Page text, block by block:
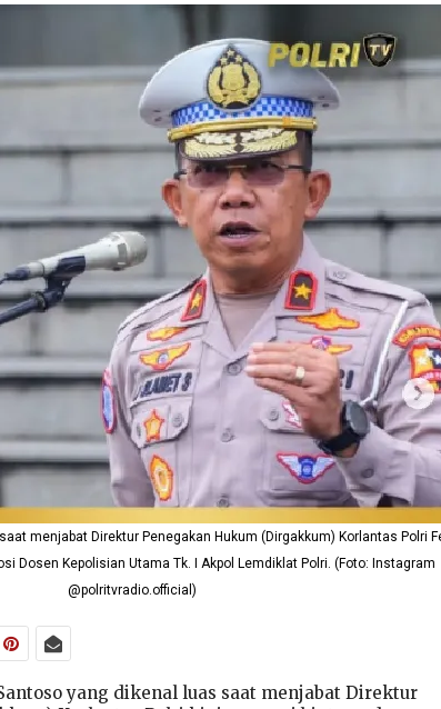
menjabat Direktur Penegakan Hukum (Dirgakkum) Korlantas Polri
Dosen Kepolisian Utama Tk. I Akpol Lemdiklat Polri. (Foto: Instagram
@polritvradio.official)
yang dikenal luas saat menjabat Direktur